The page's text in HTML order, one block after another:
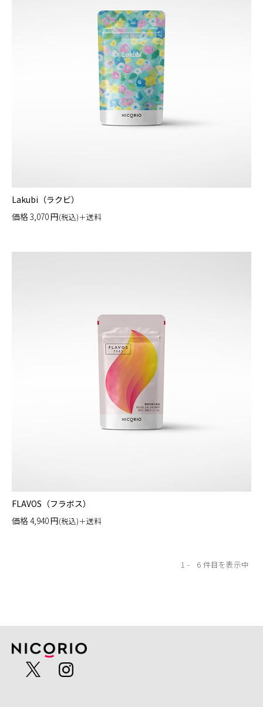
Lakubi（ラクビ）
価格3,070円(税込)＋送料
FLAVOS（フラボス）
価格4,940円(税込)＋送料
1 6